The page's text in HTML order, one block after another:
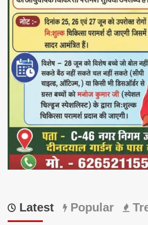
Latest Popular